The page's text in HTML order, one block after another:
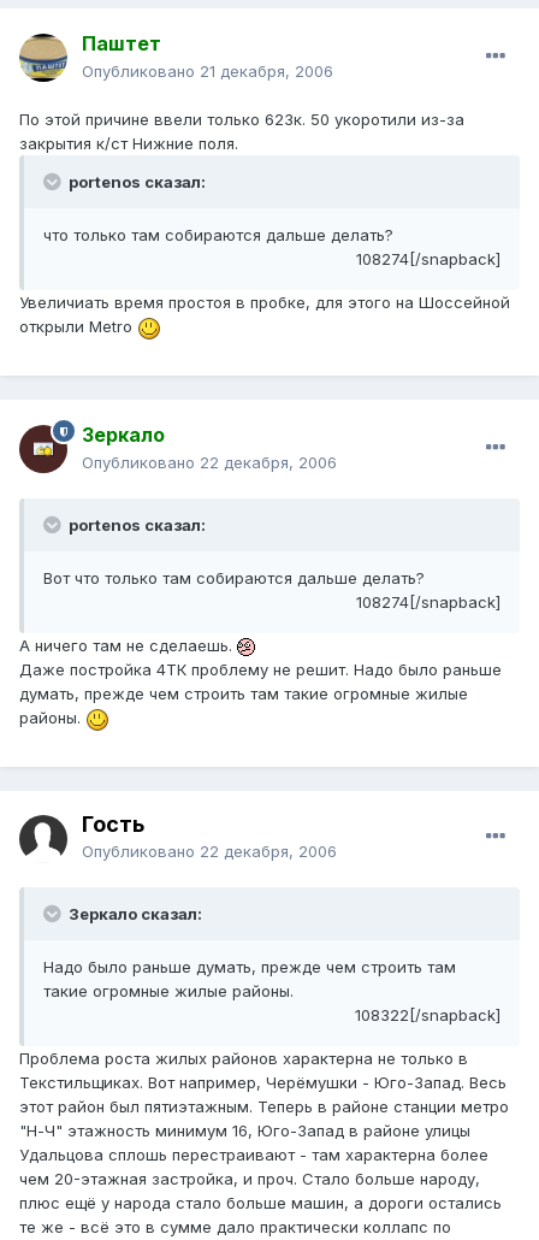
Паштет
Опубликовано 21 декабря, 2006
По этой причине ввели только 623к. 50 укоротили из-за
закрытия к/ст Нижние поля.
portenos сказал:
что только там собираются дальше делать?
108274[/snapback]
Увеличиать время простоя в пробке, для этого на Шоссейной
открыли Metro
Зеркало
Опубликовано 22 декабря, 2006
portenos сказал:
Вот что только там собираются дальше делать?
108274[/snapback]
А ничего там не сделаешь.
Даже постройка 4ТК проблему не решит. Надо было раньше
думать, прежде чем строить там такие огромные жилые
районы.
Гость
Опубликовано 22 декабря, 2006
Зеркало сказал:
Надо было раньше думать, прежде чем строить там
такие огромные жилые районы.
108322[/snapback]
Проблема роста жилых районов характерна не только в
Текстильщиках. Вот например, Черёмушки - Юго-Запад. Весь
этот район был пятиэтажным. Теперь в районе станции метро
"Н-Ч" этажность минимум 16, Юго-Запад в районе улицы
Удальцова сплошь перестраивают - там характерна более
чем 20-этажная застройка, и проч. Стало больше народу,
плюс ещё у народа стало больше машин, а дороги остались
те же - всё это в сумме дало практически коллапс по